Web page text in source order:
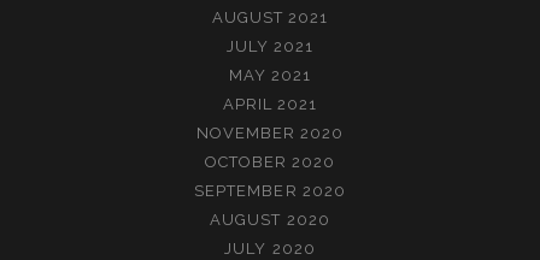
AUGUST 2021
JULY 2021
MAY 2021
APRIL 2021
NOVEMBER 2020
OCTOBER 2020
SEPTEMBER 2020
AUGUST 2020
JULY 2020